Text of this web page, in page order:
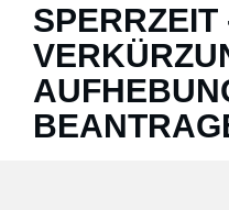
SPERRZEIT